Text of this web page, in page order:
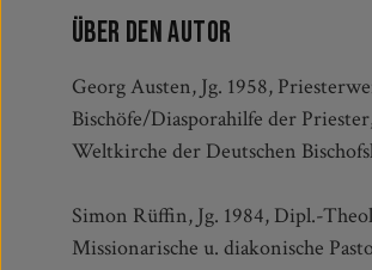
Über den Autor
Georg Austen, Jg. 1958,
Bischöfe/Diasporahilfe der
Weltkirche der Deutschen
Simon Rüffin, Jg. 1984, Dipl.-
Missionarische u. diakonische